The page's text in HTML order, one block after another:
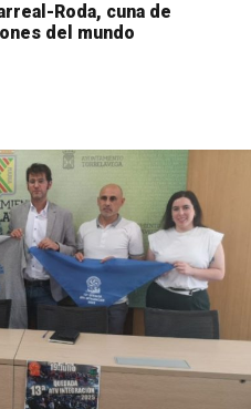
Roda, cuna de
del mundo